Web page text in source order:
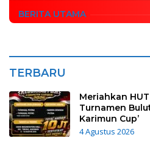
BERITA UTAMA
TERBARU
Meriahkan
Turnamen
Karimun Cup’
4 Agustus 2026